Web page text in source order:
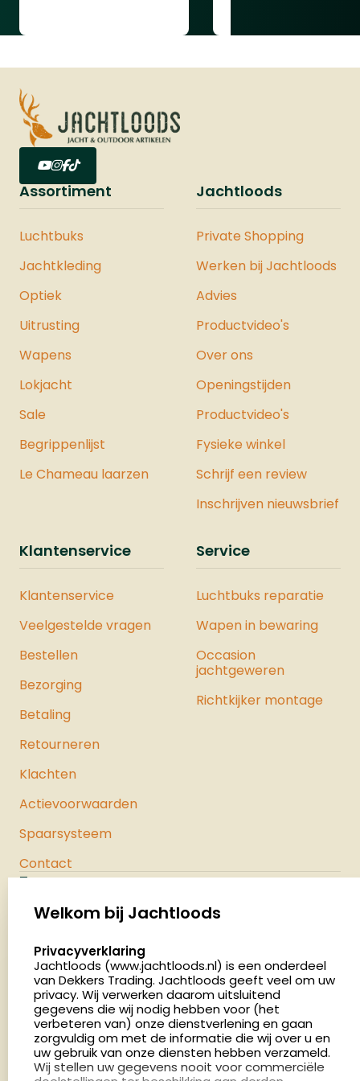
exposed locking turretsarticle 17260
Assortiment
Luchtbuks
Jachtkleding
Optiek
Uitrusting
Wapens
Lokjacht
Sale
Begrippenlijst
Le Chameau laarzen
Jachtloods
Private Shopping
Werken bij Jachtloods
Advies
Productvideo's
Over ons
Openingstijden
Productvideo's
Fysieke winkel
Schrijf een review
Inschrijven nieuwsbrief
Klantenservice
Klantenservice
Veelgestelde vragen
Bestellen
Bezorging
Betaling
Retourneren
Klachten
Actievoorwaarden
Spaarsysteem
Contact
Service
Luchtbuks reparatie
Wapen in bewaring
Occasion
jachtgeweren
Richtkijker montage
Palenrij 1
Nederland
4.8
2886 beoordelingen
Openingstijden
Dinsdag en donderdag: 13:00 - 17:00 én 18:00 - 21:00
uur
Welkom bij Jachtloods
select language
Privacyverklaring
Jachtloods (www.jachtloods.nl) is een onderdeel
van Dekkers Trading. Jachtloods geeft veel om uw
privacy. Wij verwerken daarom uitsluitend
gegevens die wij nodig hebben voor (het
verbeteren van) onze dienstverlening en gaan
zorgvuldig om met de informatie die wij over u en
uw gebruik van onze diensten hebben verzameld.
Wij stellen uw gegevens nooit voor commerciële